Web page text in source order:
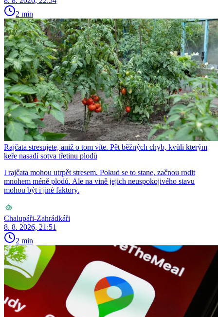
2 min
Rajčata stresujete, aniž o tom víte. Pět běžných chyb, kvůli kterým
keře nasadí sotva třetinu plodů
I rajčata mohou utrpět stresem. Pokud se to stane, začnou rodit
mnohem méně plodů. Ale na vině jejich neuspokojivého stavu
mohou být i jiné faktory.
Chalupáři-Zahrádkáři
8. 8. 2026, 21:51
2 min